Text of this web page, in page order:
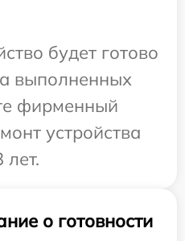
будет готово
выполненных
фирменный
устройства
о готовности